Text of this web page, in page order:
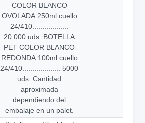
COLOR BLANCO
OVOLADA 250ml cuello
24/410..................
20.000 uds. BOTELLA
PET COLOR BLANCO
REDONDA 100ml cuello
24/410................... 5000
uds. Cantidad
aproximada
dependiendo del
embalaje en un palet.